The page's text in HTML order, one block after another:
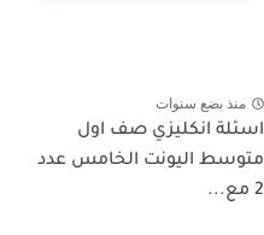
منذ بضع سنوات
اسئلة انكليزي صف اول
متوسط اليونت الخامس عدد
2 مع...